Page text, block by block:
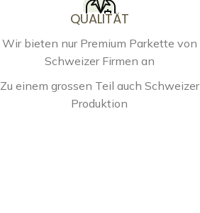
QUALITÄT
Wir bieten nur Premium Parkette von
Schweizer Firmen an
Zu einem grossen Teil auch Schweizer
Produktion